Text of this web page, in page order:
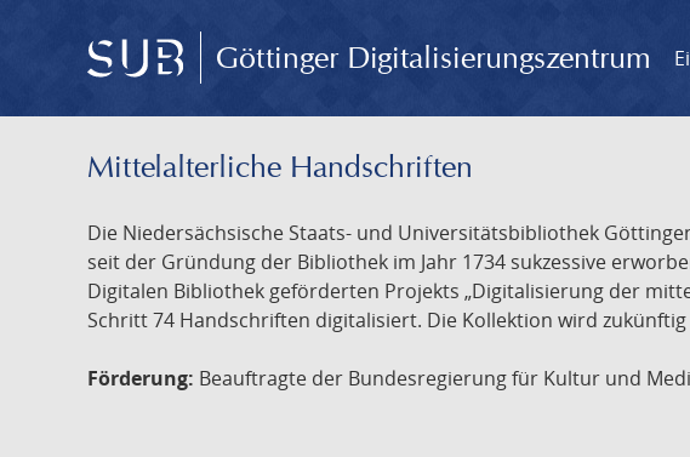
Göttinger Digitalisierungszentrum
Mittelalterliche Handschriften
Die Niedersächsische Staats- und Universitätsbibliothek
seit der Gründung der Bibliothek im Jahr 1734 sukzessive
Digitalen Bibliothek geförderten Projekts „Digitalisierung der
Schritt 74 Handschriften digitalisiert. Die Kollektion wird
Förderung: Beauftragte der Bundesregierung für Kultur und